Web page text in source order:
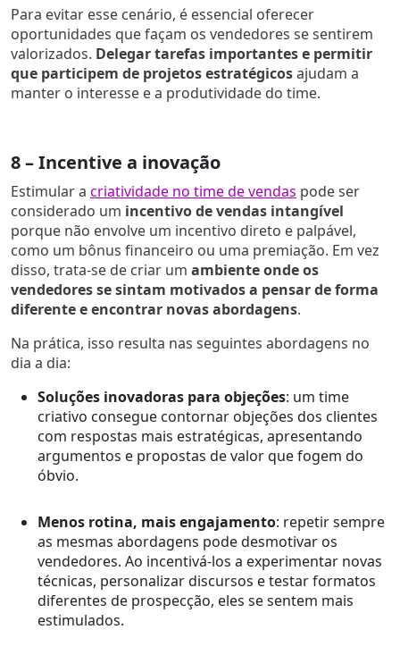
Para evitar esse cenário, é essencial oferecer
oportunidades que façam os vendedores se sentirem
valorizados. Delegar tarefas importantes e permitir
que participem de projetos estratégicosajudam a
manter o interesse e a produtividade do time.
8 – Incentive a inovação
Estimular a criatividade no time de vendas pode ser
considerado um incentivo de vendas intangível
porque não envolve um incentivo direto e palpável,
como um bônus financeiro ou uma premiação. Em vez
disso, trata-se de criar um ambiente onde os
vendedores se sintam motivados a pensar de forma
diferente e encontrar novas abordagens.
Na prática, isso resulta nas seguintes abordagens no
dia a dia:
Soluções inovadoras para objeções: um time
criativo consegue contornar objeções dos clientes
com respostas mais estratégicas, apresentando
argumentos e propostas de valor que fogem do
óbvio.
Menos rotina, mais engajamento: repetir sempre
as mesmas abordagens pode desmotivar os
vendedores. Ao incentivá-los a experimentar novas
técnicas, personalizar discursos e testar formatos
diferentes de prospecção, eles se sentem mais
estimulados.